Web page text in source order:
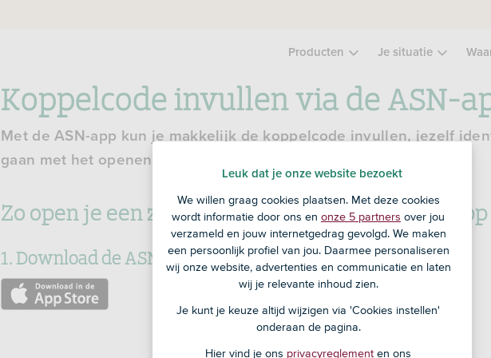
Producten Je situatie
Koppelcode invullen via de ASN-
Met de ASN-app kun je makkelijk de koppelcode invullen, jezelf
gaan met het openen van een zakelijke rekening.
Zo open je een zakelijke rekening via de ASN-app
1. Download de ASN-app voor je telefoon of tablet
Naar
de
Leuk dat je onze website bezoekt
We willen graag cookies plaatsen. Met deze cookies
wordt informatie door ons en onze 5 partners over jou
verzameld en jouw internetgedrag gevolgd. We maken
een persoonlijk profiel van jou. Daarmee personaliseren
wij onze website, advertenties en communicatie en laten
wij je relevante inhoud zien.
Je kunt je keuze altijd wijzigen via 'Cookies instellen'
onderaan de pagina.
Hier vind je ons privacyreglement en ons